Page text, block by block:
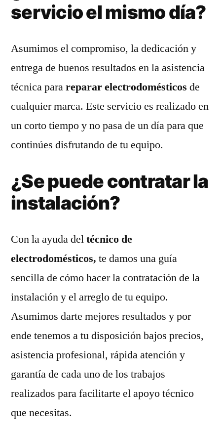
servicio el mismo día?
Asumimos el compromiso, la dedicación y
entrega de buenos resultados en la asistencia
técnica parareparar electrodomésticos de
cualquier marca. Este servicio es realizado en
un corto tiempo y no pasa de un día para que
continúes disfrutando de tu equipo.
¿Se puede contratar la
instalación?
Con la ayuda deltécnico de
electrodomésticos, te damos una guía
sencilla de cómo hacer la contratación de la
instalación y el arreglo de tu equipo.
Asumimos darte mejores resultados y por
ende tenemos a tu disposición bajos precios,
asistencia profesional, rápida atención y
garantía de cada uno de los trabajos
realizados para facilitarte el apoyo técnico
que necesitas.